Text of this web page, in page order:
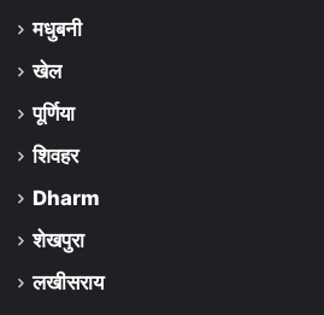
मधुबनी
खेल
पूर्णिया
शिवहर
Dharm
शेखपुरा
लखीसराय